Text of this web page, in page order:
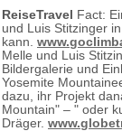
ReiseTravel Fact:
und Luis Stitzinger
kann.
Melle und Luis
Bildergalerie und
Yosemite
dazu, ihr Projekt
Mountain" – " oder
Dräger.